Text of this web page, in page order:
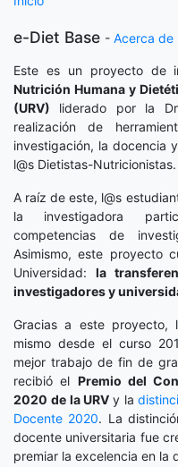
e-Diet Base - Acerca de
Este es un proyecto de
Nutrición Humana y
(URV) liderado por la
realización de
investigación, la docencia
l@s Dietistas-Nutricionistas.
A raíz de este, l@s
la investigadora
competencias de
Asimismo, este proyecto
Universidad: la
investigadores y
Gracias a este proyecto,
mismo desde el curso
mejor trabajo de fin de
recibió el Premio del
2020 de la URV y la
Docente 2020. La
docente universitaria fue
premiar la excelencia en la